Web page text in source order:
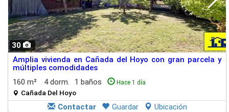
30
Amplia vivienda en Cañada del Hoyo con gran parcela y
múltiples comodidades
160 m²
4 dorm. 1 baños Hace 1 día
Cañada Del Hoyo
Contactar Guardar Ubicación